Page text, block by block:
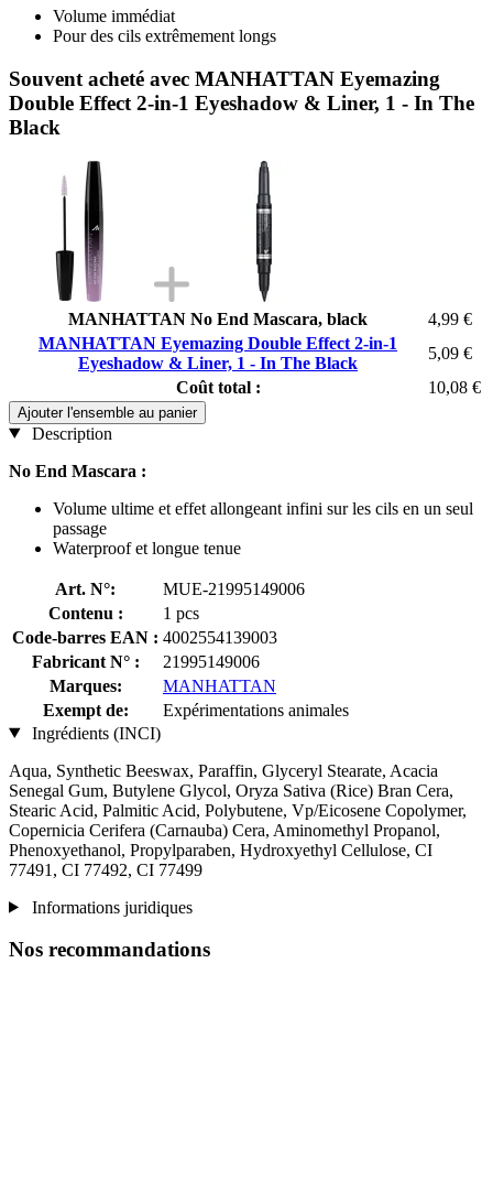
Volume immédiat
Pour des cils extrêmement longs
Souvent acheté avec MANHATTAN Eyemazing
Double Effect 2-in-1 Eyeshadow & Liner, 1 - In The
Black
MANHATTAN No End Mascara, black
4,99 €
MANHATTAN Eyemazing Double Effect 2-in-1
Eyeshadow & Liner, 1 - In The Black
5,09 €
Coût total :
10,08 €
Ajouter l'ensemble au panier
Description
No End Mascara :
Volume ultime et effet allongeant infini sur les cils en un seul
passage
Waterproof et longue tenue
Art. N°:
MUE-21995149006
Contenu :
1 pcs
Code-barres EAN : 4002554139003
Fabricant N° :
21995149006
Marques:
MANHATTAN
Exempt de:
Expérimentations animales
Ingrédients (INCI)
Aqua, Synthetic Beeswax, Paraffin, Glyceryl Stearate, Acacia
Senegal Gum, Butylene Glycol, Oryza Sativa (Rice) Bran Cera,
Stearic Acid, Palmitic Acid, Polybutene, Vp/Eicosene Copolymer,
Copernicia Cerifera (Carnauba) Cera, Aminomethyl Propanol,
Phenoxyethanol, Propylparaben, Hydroxyethyl Cellulose, CI
77491, CI 77492, CI 77499
Informations juridiques
Nos recommandations